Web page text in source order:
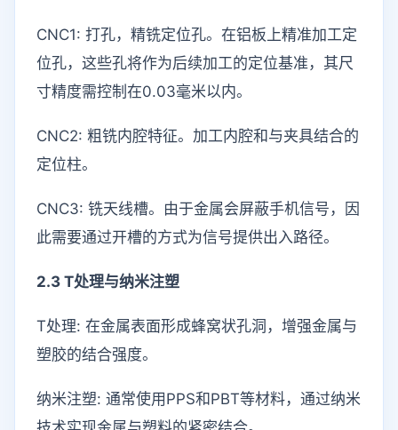
CNC1: 打孔，精铣定位孔。在铝板上精准加工定
位孔，这些孔将作为后续加工的定位基准，其尺
寸精度需控制在0.03毫米以内。
CNC2: 粗铣内腔特征。加工内腔和与夹具结合的
定位柱。
CNC3: 铣天线槽。由于金属会屏蔽手机信号，因
此需要通过开槽的方式为信号提供出入路径。
2.3 T处理与纳米注塑
T处理: 在金属表面形成蜂窝状孔洞，增强金属与
塑胶的结合强度。
纳米注塑: 通常使用PPS和PBT等材料，通过纳米